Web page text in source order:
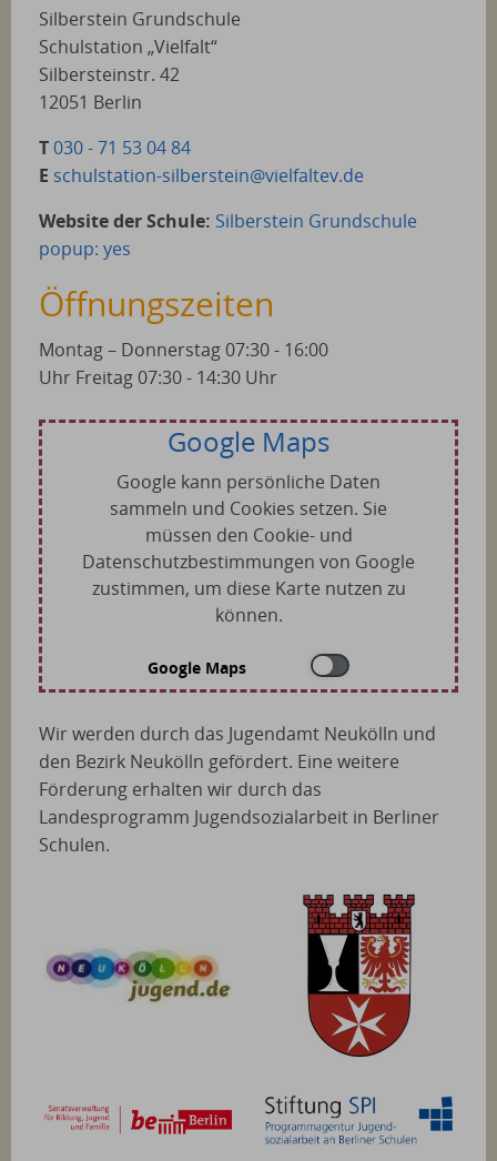
Silberstein Grundschule
Schulstation „Vielfalt“
Silbersteinstr. 42
12051 Berlin
T030 - 71 53 04 84
E schulstation-silberstein@vielfaltev.de
Website der Schule: Silberstein Grundschule
popup: yes
Öffnungszeiten
Montag – Donnerstag 07:30 - 16:00
Uhr Freitag 07:30 - 14:30 Uhr
Google Maps
Google kann persönliche Daten
sammeln und Cookies setzen. Sie
müssen den Cookie- und
Datenschutzbestimmungen von Google
zustimmen, um diese Karte nutzen zu
können.
Google Maps
Wir werden durch das Jugendamt Neukölln und
den Bezirk Neukölln gefördert. Eine weitere
Förderung erhalten wir durch das
Landesprogramm Jugendsozialarbeit in Berliner
Schulen.